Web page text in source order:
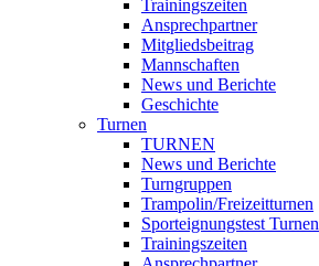
Trainingszeiten
Ansprechpartner
Mitgliedsbeitrag
Mannschaften
News und Berichte
Geschichte
Turnen
TURNEN
News und Berichte
Turngruppen
Trampolin/Freizeitturnen
Sporteignungstest Turnen
Trainingszeiten